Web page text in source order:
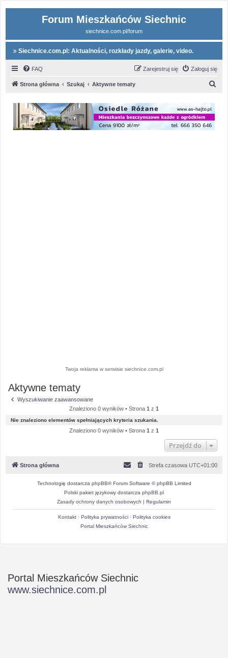
Forum Mieszkańców Siechnic
siechnice.com.pl/forum
Siechnice.com.pl: Aktualności, rozkłady jazdy, galerie, video.
FAQ Zaloguj się
Zarejestruj się
Strona główna Szukaj Aktywne tematy
Twoja reklama w serwisie siechnice.com.pl
Aktywne tematy
Wyszukiwanie zaawansowane
Znaleziono 0 wyników • Strona 1 z 1
Nie znaleziono elementów spełniających kryteria szukania.
Znaleziono 0 wyników • Strona 1 z 1
Przejdź do
Strona główna Strefa czasowa UTC+01:00
Technologię dostarcza phpBB® Forum Software © phpBB Limited
Polski pakiet językowy dostarcza phpBB.pl
Zasady ochrony danych osobowych | Regulamin
Kontakt· Polityka prywatności· Polityka cookies
Portal Mieszkańców Siechnic
Portal Mieszkańców Siechnic
www.siechnice.com.pl